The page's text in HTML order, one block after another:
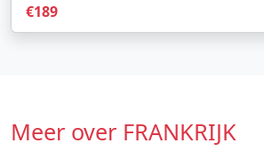
€189
Meer over FRANKRIJK